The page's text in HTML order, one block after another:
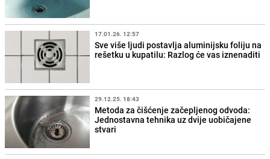
17.01.26. 12:57
Sve više ljudi postavlja aluminijsku foliju na
rešetku u kupatilu: Razlog će vas iznenaditi
29.12.25. 18:43
Metoda za čišćenje začepljenog odvoda:
Jednostavna tehnika uz dvije uobičajene
stvari